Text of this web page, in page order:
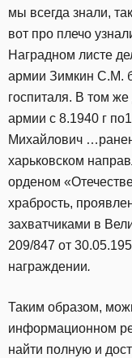
мы всегда знали,
вот про плечо
Наградном листе
армии Зимкин С.М.
госпиталя. В том
армии с 8.1940 г
Михайлович
харьковском
орденом
храбрость,
захватчиками в
209/847 от
награждении.
Таким образом,
информационном
найти полную и